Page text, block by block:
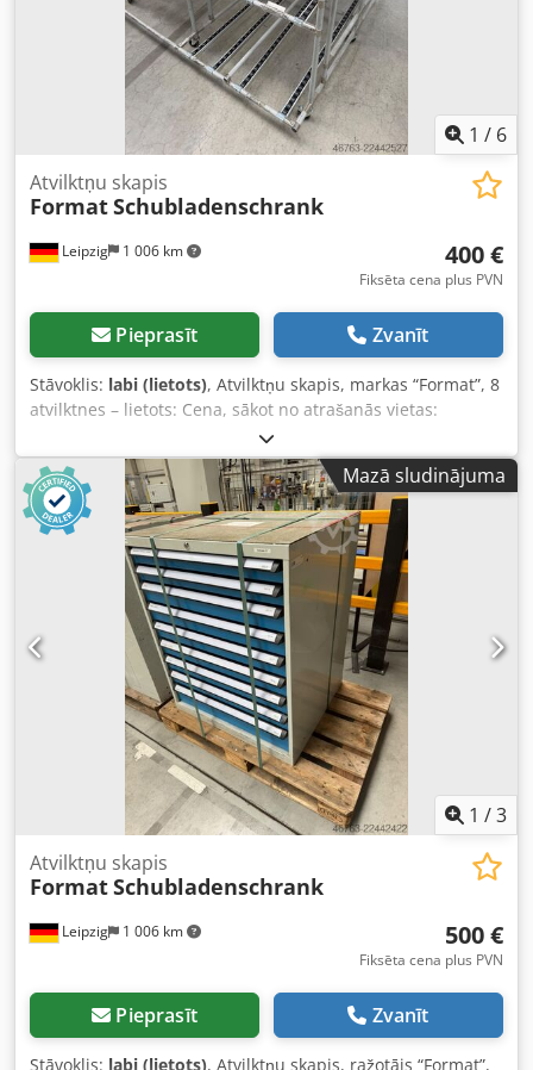
1 / 6
Leipzig 1 006 km
Atvilktņu skapis
FormatSchubladenschrank
400 €
Fiksēta cena plus PVN
Pieprasīt Zvanīt
Stāvoklis: labi (lietots), Atvilktņu skapis, markas “Format”, 8
atvilktnes – lietots: Cena, sākot no atrašanās vietas:
400,00 € (bez PVN)! Pozīcija 2: Ražotājs: Format Cedpfxezp
Ru Uj An Iorf Tips: nezināms Ražošanas gads: nezināms
Izmēri: apm. 80x70x100 cm 8 atvilktnes Stāvoklis: labs
Pieejams: nekavējoties Atrašanās vieta: Leipzigā
Mazā sludinājuma
1 /3
Leipzig 1 006 km
Atvilktņu skapis
FormatSchubladenschrank
500 €
Fiksēta cena plus PVN
Pieprasīt Zvanīt
Stāvoklis: labi (lietots), Atvilktņu skapis, ražotājs “Format”,